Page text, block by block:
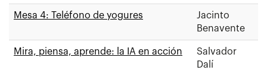
Mesa 4: Teléfono de yogures
Jacinto
Benavente
Mira, piensa, aprende: la IA en acción
Salvador
Dalí